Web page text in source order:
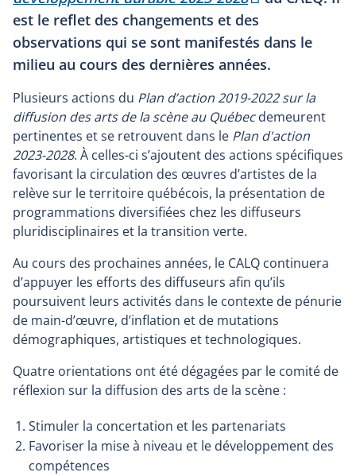
will
open
in
new
window
will
open
a
new
window
est le reflet des changements et des
observations qui se sont manifestés dans le
milieu au cours des dernières années.
Plusieurs actions du Plan d’action 2019-2022 sur la
diffusion des arts de la scène au Québecdemeurent
pertinentes et se retrouvent dans le Plan d'action
2023-2028. À celles-ci s’ajoutent des actions spécifiques
favorisant la circulation des œuvres d’artistes de la
relève sur le territoire québécois, la présentation de
programmations diversifiées chez les diffuseurs
pluridisciplinaires et la transition verte.
Au cours des prochaines années, le CALQ continuera
d’appuyer les efforts des diffuseurs afin qu’ils
poursuivent leurs activités dans le contexte de pénurie
de main-d’œuvre, d’inflation et de mutations
démographiques, artistiques et technologiques.
Quatre orientations ont été dégagées par le comité de
réflexion sur la diffusion des arts de la scène :
Stimuler la concertation et les partenariats
Favoriser la mise à niveau et le développement des
compétences